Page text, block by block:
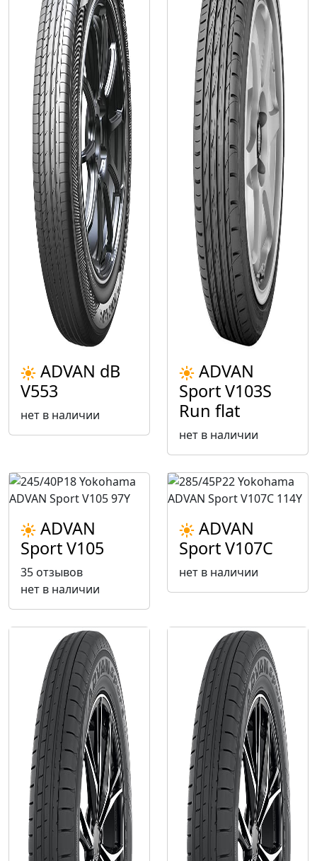
ADVAN dB
V553
нет в наличии
ADVAN
Sport V103S
Run flat
нет в наличии
ADVAN
Sport V105
35 отзывов
нет в наличии
ADVAN
Sport V107C
нет в наличии